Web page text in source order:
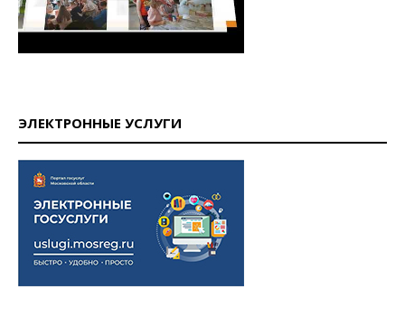
ЭЛЕКТРОННЫЕ УСЛУГИ